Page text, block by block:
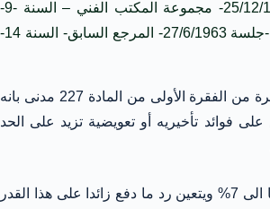
(نقض – جلسة – 25/12/1958- مجموعة المكتب الفني – السنة -9-
مدنى – ص829 ونقض -جلسة 27/6/1963- المرجع السابق- السنة 14-
وقد قضت العبارة الأخيرة من الفقرة الأولى من المادة 227 مدنى بانه
على فوائد تأخيريه أو تعويضية تزيد على الحد
فانه يجب على تخفيضها الى 7% ويتعين رد ما دفع زائدا على هذا القدر